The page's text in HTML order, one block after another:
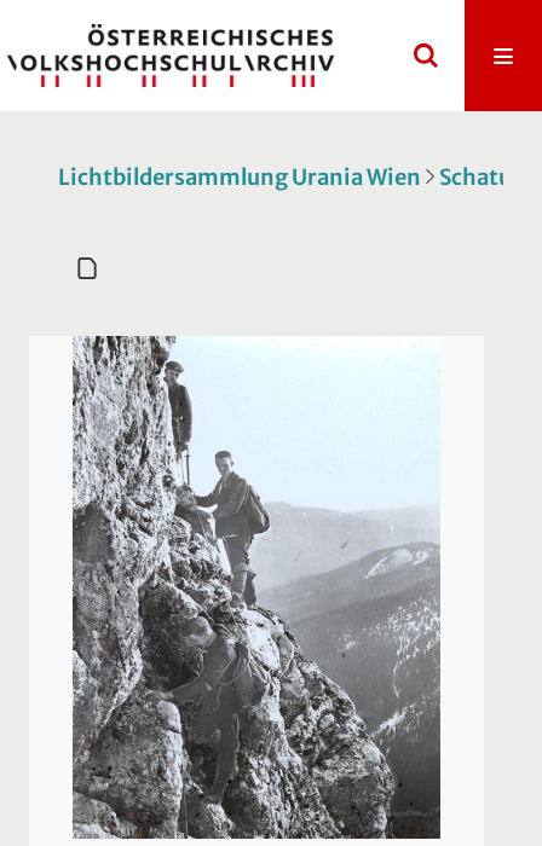
Lichtbildersammlung Urania Wien